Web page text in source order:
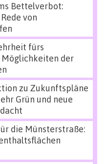
Bettelverbot:
von
fürs
der
zu Zukunftspläne
Grün und neue
die Münsterstraße: